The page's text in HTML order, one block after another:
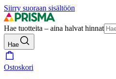
Siirry suoraan sisältöön
Hae tuotteita – aina halvat hinnat
Hae
Ostoskori